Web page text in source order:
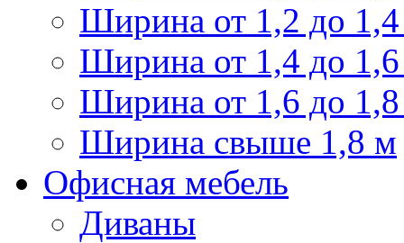
Ширина от 1,2 до
Ширина от 1,4 до
Ширина от 1,6 до
Ширина свыше 1,8 м
Офисная мебель
Диваны